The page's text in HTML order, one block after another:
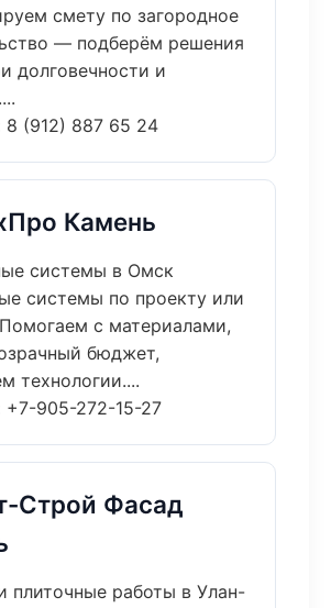
смету по загородное
— подберём решения
долговечности и
8 (912) 887 65 24
Камень
системы в Омск
системы по проекту или
с материалами,
бюджет,
технологии....
+7-905-272-15-27
Строй Фасад
плиточные работы в Улан-